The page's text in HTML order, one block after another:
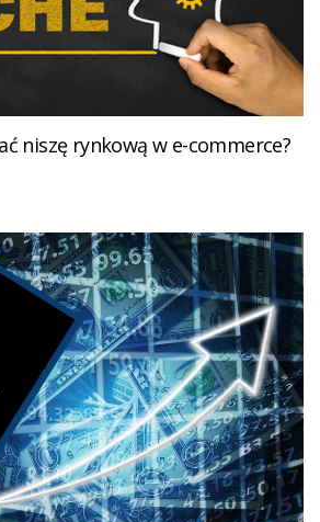
niszę rynkową w e-commerce?